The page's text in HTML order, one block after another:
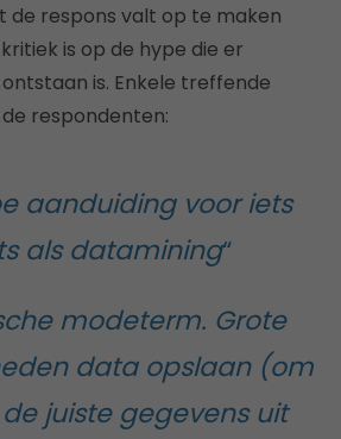
de respons valt op te maken
is op de hype die er
is. Enkele treffende
respondenten:
aanduiding voor iets
als datamining“
modeterm. Grote
data opslaan (om
juiste gegevens uit